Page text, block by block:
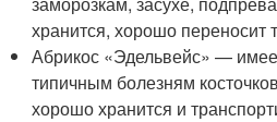
хранится, хорошо переносит
Абрикос «Эдельвейс» —
типичным болезням
хорошо хранится и